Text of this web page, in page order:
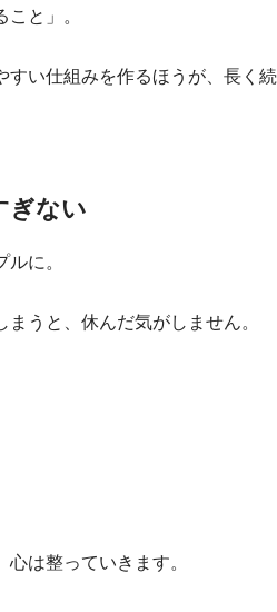
と」。
すい仕組みを作るほうが、長く続
ぎない
に。
うと、休んだ気がしません。
は整っていきます。